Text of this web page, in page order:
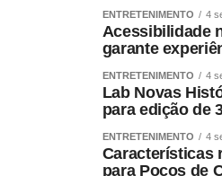
ENTRETENIMENTO 4
Acessibilidade
garante
ENTRETENIMENTO 4
Lab Novas
para edição de
ENTRETENIMENTO 4
Características
para Poços de